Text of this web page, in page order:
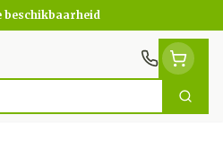
beschikbaarheid
Zoek